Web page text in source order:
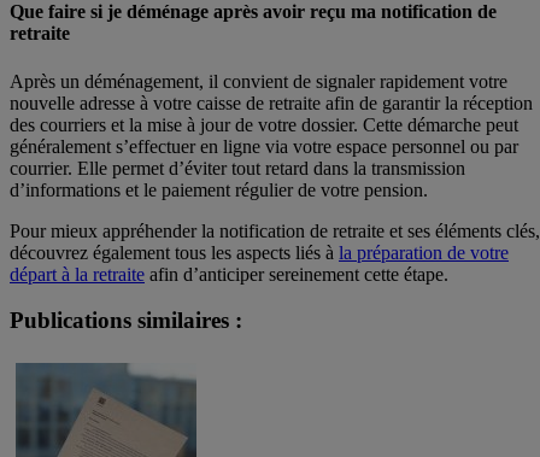
Que faire si je déménage après avoir reçu ma notification de
retraite
Après un déménagement, il convient de signaler rapidement votre
nouvelle adresse à votre caisse de retraite afin de garantir la réception
des courriers et la mise à jour de votre dossier. Cette démarche peut
généralement s’effectuer en ligne via votre espace personnel ou par
courrier. Elle permet d’éviter tout retard dans la transmission
d’informations et le paiement régulier de votre pension.
Pour mieux appréhender la notification de retraite et ses éléments clés,
découvrez également tous les aspects liés à la préparation de votre
départ à la retraite afin d’anticiper sereinement cette étape.
Publications similaires :